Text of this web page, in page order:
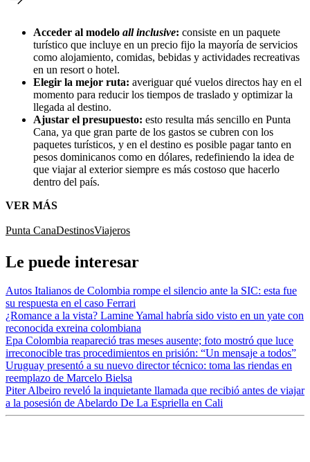
Acceder al modelo all inclusive: consiste en un paquete
turístico que incluye en un precio fijo la mayoría de servicios
como alojamiento, comidas, bebidas y actividades recreativas
en un resort o hotel.
Elegir la mejor ruta: averiguar qué vuelos directos hay en el
momento para reducir los tiempos de traslado y optimizar la
llegada al destino.
Ajustar el presupuesto: esto resulta más sencillo en Punta
Cana, ya que gran parte de los gastos se cubren con los
paquetes turísticos, y en el destino es posible pagar tanto en
pesos dominicanos como en dólares, redefiniendo la idea de
que viajar al exterior siempre es más costoso que hacerlo
dentro del país.
VER MÁS
Punta CanaDestinosViajeros
Le puede interesar
Autos Italianos de Colombia rompe el silencio ante la SIC: esta fue
su respuesta en el caso Ferrari
¿Romance a la vista? Lamine Yamal habría sido visto en un yate con
reconocida exreina colombiana
Epa Colombia reapareció tras meses ausente; foto mostró que luce
irreconocible tras procedimientos en prisión: “Un mensaje a todos”
Uruguay presentó a su nuevo director técnico: toma las riendas en
reemplazo de Marcelo Bielsa
Piter Albeiro reveló la inquietante llamada que recibió antes de viajar
a la posesión de Abelardo De La Espriella en Cali